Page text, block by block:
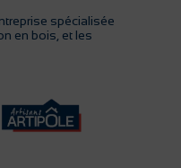
spécialisée
en bois, et les